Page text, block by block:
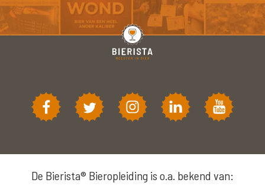
De Bierista® Bieropleiding is o.a. bekend van: